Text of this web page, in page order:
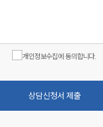
개인정보수집에 동의합니다.
상담신청서 제출